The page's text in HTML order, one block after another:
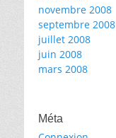
novembre 2008
septembre 2008
juillet 2008
juin 2008
mars 2008
Méta